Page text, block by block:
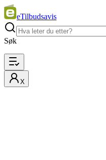
eTilbudsavis
Søk
X